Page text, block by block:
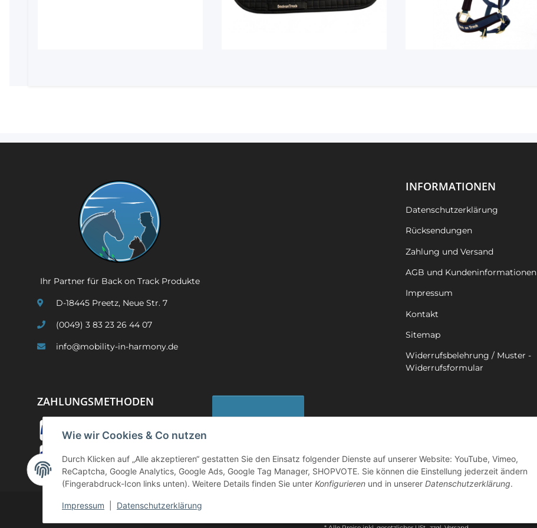
Wie wir Cookies & Co nutzen
Durch Klicken auf „Alle akzeptieren“ gestatten Sie den Einsatz folgender Dienste auf unserer Website: YouTube, Vimeo,
ReCaptcha, Google Analytics, Google Ads, Google Tag Manager, SHOPVOTE. Sie können die Einstellung jederzeit ändern
(Fingerabdruck-Icon links unten). Weitere Details finden Sie unter Konfigurieren und in unserer Datenschutzerklärung.
Impressum Datenschutzerklärung
Ihr Partner für Back on Track Produkte
D-18445 Preetz, Neue Str. 7
(0049) 3 83 23 26 44 07
info@mobility-in-harmony.de
INFORMATIONEN
Datenschutzerklärung
Rücksendungen
Zahlung und Versand
AGB und Kundeninformationen
Impressum
Kontakt
Sitemap
Widerrufsbelehrung / Muster -
Widerrufsformular
ZAHLUNGSMETHODEN